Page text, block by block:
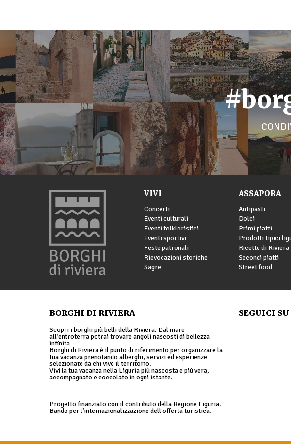
VIVI
Concerti
Eventi culturali
Eventi folkloristici
Eventi sportivi
Feste patronali
Rievocazioni storiche
Sagre
ASSAPORA
Antipasti
Dolci
Primi piatti
Prodotti tipici
Ricette di Riviera
Secondi piatti
Street food
BORGHI DI RIVIERA
Scopri i borghi più belli della Riviera. Dal mare
all’entroterra potrai trovare angoli nascosti di bellezza
infinita.
Borghi di Riviera è il punto di riferimento per organizzare la
tua vacanza prenotando alberghi, servizi ed esperienze
selezionate da chi vive il territorio.
Vivi la tua vacanza nella Liguria più nascosta e più vera,
accompagnato e coccolato in ogni istante.
Progetto finanziato con il contributo della Regione Liguria.
Bando per l’internazionalizzazione dell’offerta turistica.
SEGUICI